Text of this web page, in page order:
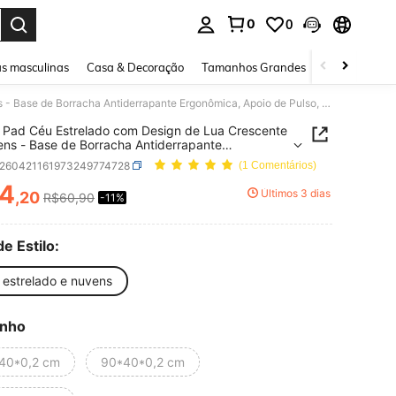
0 0
masculinas Casa & Decoração Tamanhos Grandes Joias e
Mouse Pad Céu Estrelado com Design de Lua Crescente & Nuvens - Base de Borracha Antiderrapante Ergonômica, Apoio de Pulso, Superfície de Tecido Durável - 11,8x31,5 Polegadas Decoração de Escritório & Casa, Mousepad Antiderrapante | Mousepad Artístico | Mousepad de Textura Suave
Pad Céu Estrelado com Design de Lua Crescente
- Base de Borracha Antiderrapante
Apoio de Pulso, Superfície de Tecido
- 11,8x31,5 Polegadas Decoração de Escritório
Mousepad Antiderrapante | Mousepad Artístico
de Textura Suave
(1 Comentários)
AND AVAILABILITY
,20 R$60,90 -11% Últimos 3 dias
Estilo:
estrelado e nuvens
cm 90*40*0,2 cm